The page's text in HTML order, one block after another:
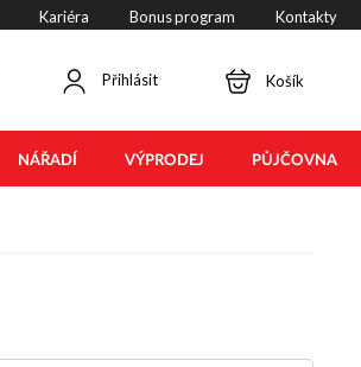
Kariéra Bonus program Kontakty
Přihlásit Košík
NÁŘADÍ VÝPRODEJ PŮJČOVNA